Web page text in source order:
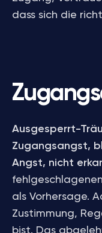
dass sich die
Ausgesperrt-
Zugangsangst,
Angst, nicht
als Vorhersage.
Zustimmung,
bist. Das